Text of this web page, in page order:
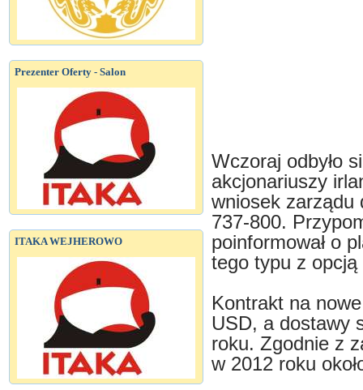
Prezenter Oferty - Salon
ITAKA WEJHEROWO
Wczoraj odbyło
akcjonariuszy
wniosek zarządu
737-800.
poinformował o
tego typu z
Kontrakt na
USD, a dostawy
roku. Zgodnie z
w 2012 roku